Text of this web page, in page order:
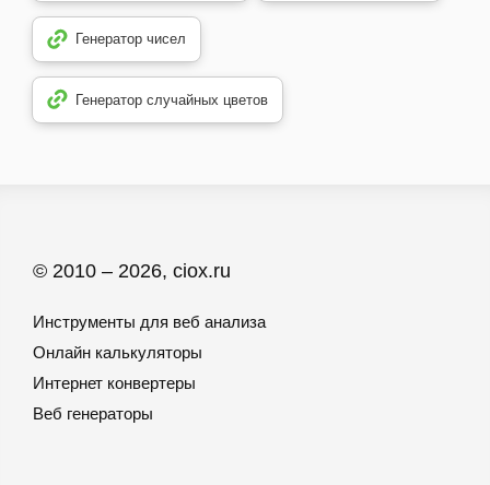
Генератор чисел
Генератор случайных цветов
© 2010 – 2026, ciox.ru
Инструменты для веб анализа
Онлайн калькуляторы
Интернет конвертеры
Веб генераторы